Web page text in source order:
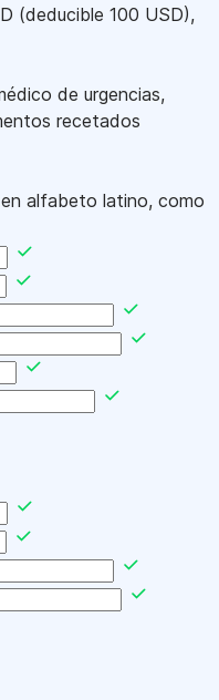
(deducible 100 USD),
de urgencias,
recetados
alfabeto latino, como